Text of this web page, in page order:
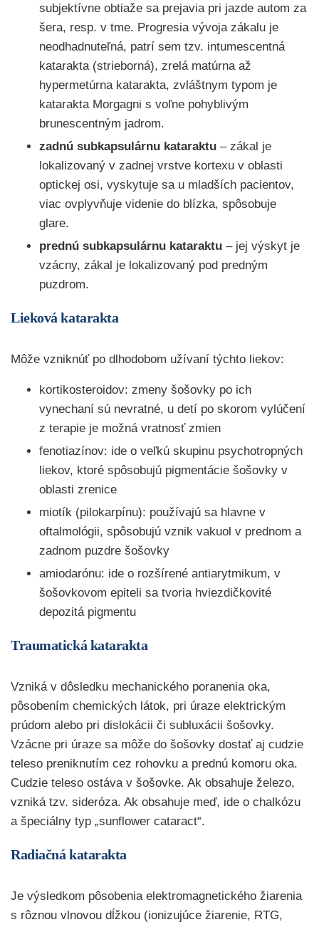
subjektívne obtiaže sa prejavia pri jazde autom za
šera, resp. v tme. Progresia vývoja zákalu je
neodhadnuteľná, patrí sem tzv. intumescentná
katarakta (strieborná), zrelá matúrna až
hypermetúrna katarakta, zvláštnym typom je
katarakta Morgagni s voľne pohyblivým
brunescentným jadrom.
zadnú subkapsulárnu kataraktu – zákal je
lokalizovaný v zadnej vrstve kortexu v oblasti
optickej osi, vyskytuje sa u mladších pacientov,
viac ovplyvňuje videnie do blízka, spôsobuje
glare.
prednú subkapsulárnu kataraktu – jej výskyt je
vzácny, zákal je lokalizovaný pod predným
puzdrom.
Lieková katarakta
Môže vzniknúť po dlhodobom užívaní týchto liekov:
kortikosteroidov: zmeny šošovky po ich
vynechaní sú nevratné, u detí po skorom vylúčení
z terapie je možná vratnosť zmien
fenotiazínov: ide o veľkú skupinu psychotropných
liekov, ktoré spôsobujú pigmentácie šošovky v
oblasti zrenice
miotík (pilokarpínu): používajú sa hlavne v
oftalmológii, spôsobujú vznik vakuol v prednom a
zadnom puzdre šošovky
amiodarónu: ide o rozšírené antiarytmikum, v
šošovkovom epiteli sa tvoria hviezdičkovité
depozitá pigmentu
Traumatická katarakta
Vzniká v dôsledku mechanického poranenia oka,
pôsobením chemických látok, pri úraze elektrickým
prúdom alebo pri dislokácii či subluxácii šošovky.
Vzácne pri úraze sa môže do šošovky dostať aj cudzie
teleso preniknutím cez rohovku a prednú komoru oka.
Cudzie teleso ostáva v šošovke. Ak obsahuje železo,
vzniká tzv. sideróza. Ak obsahuje meď, ide o chalkózu
a špeciálny typ „sunflower cataract“.
Radiačná katarakta
Je výsledkom pôsobenia elektromagnetického žiarenia
s rôznou vlnovou dĺžkou (ionizujúce žiarenie, RTG,